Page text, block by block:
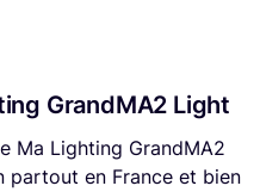
GrandMA2 Light
Ma Lighting GrandMA2
partout en France et bien